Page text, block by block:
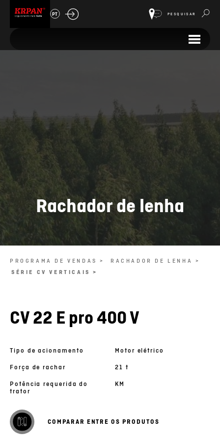
PT PESQUISAR
Rachador de lenha
PROGRAMA DE VENDAS >
RACHADOR DE LENHA >
SÉRIE CV VERTICAIS >
CV 22 E pro 400 V
Tipo de acionamento
Motor elétrico
Força de rachar
21 t
Potência requerida do
trator
KM
COMPARAR ENTRE OS PRODUTOS